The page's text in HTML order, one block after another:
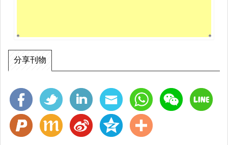
分享刊物